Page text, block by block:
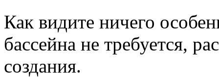
Как видите ничего
бассейна не требуется,
создания.